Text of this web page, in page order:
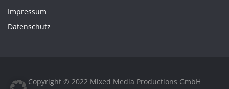
Impressum
Datenschutz
Copyright © 2022 Mixed Media Productions GmbH